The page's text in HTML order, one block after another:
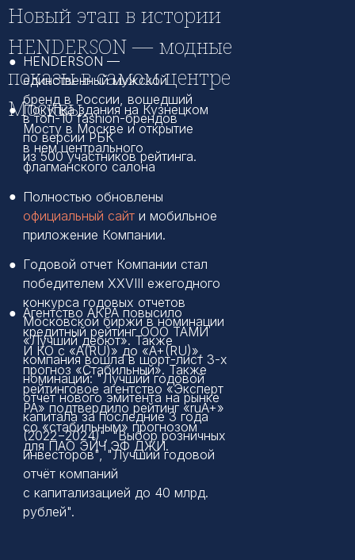
● HENDERSON —
единственный мужской
бренд в России, вошедший
в топ-10 fashion-брендов
по версии РБК
из 500 участников рейтинга.
● Полностью обновлены
официальный сайт и мобильное
приложение Компании.
●
● Годовой отчет Компании стал
победителем XXVIII ежегодного
конкурса годовых отчетов
Московской биржи в номинации
«Лучший дебют». Также
компания вошла в шорт-лист 3-х
номинаций: "Лучший годовой
отчёт нового эмитента на рынке
капитала за последние 3 года
(2022−2024)", "Выбор розничных
инвесторов", "Лучший годовой
отчёт компаний
с капитализацией до 40 млрд.
рублей".
● Агентство АКРА повысило
кредитный рейтинг ООО ТАМИ
И КО с «А(RU)» до «A+(RU)»,
прогноз «Стабильный». Также
рейтинговое агентство «Эксперт
РА» подтвердило рейтинг «ruA+»
со «стабильным» прогнозом
для ПАО ЭЙЧ ЭФ ДЖИ.
Покупка здания на Кузнецком
Мосту в Москве и открытие
в нем центрального
флагманского салона
Новый этап в истории
HENDERSON — модные
показы в самом центре
Москвы.